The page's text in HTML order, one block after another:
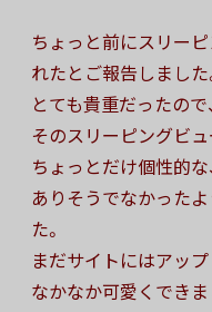
ちょっと前にスリー
れたとご報告しました
とても貴重だったので
そのスリーピングビュ
ちょっとだけ個性的な、
ありそうでなかった
た。
まだサイトにはアップ
なかなか可愛くできま